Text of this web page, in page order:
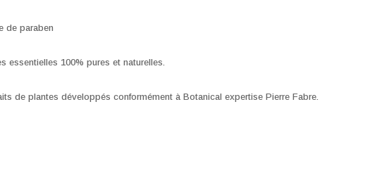
de paraben
essentielles 100% pures et naturelles.
de plantes développés conformément à Botanical expertise Pierre Fabre.